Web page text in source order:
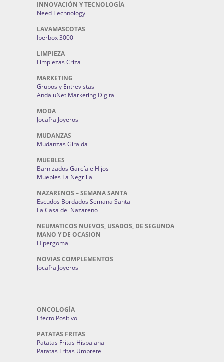
INNOVACIÓN Y TECNOLOGÍA
Need Technology
LAVAMASCOTAS
Iberbox 3000
LIMPIEZA
Limpiezas Criza
MARKETING
Grupos y Entrevistas
AndaluNet Marketing Digital
MODA
Jocafra Joyeros
MUDANZAS
Mudanzas Giralda
MUEBLES
Barnizados García e Hijos
Muebles La Negrilla
NAZARENOS – SEMANA SANTA
Escudos Bordados Semana Santa
La Casa del Nazareno
NEUMATICOS NUEVOS, USADOS, DE SEGUNDA
MANO Y DE OCASION
Hipergoma
NOVIAS COMPLEMENTOS
Jocafra Joyeros
ONCOLOGÍA
Efecto Positivo
PATATAS FRITAS
Patatas Fritas Hispalana
Patatas Fritas Umbrete